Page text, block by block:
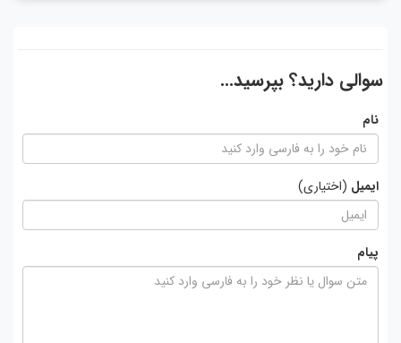
سوالی دارید؟ بپرسید...
نام
ایمیل (اختیاری)
پیام